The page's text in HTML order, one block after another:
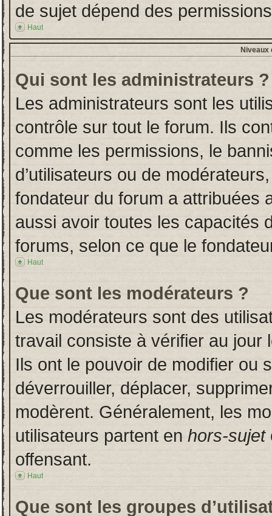
de sujet dépend des
Haut
Niveaux
Qui sont les administrateurs ?
Les administrateurs sont les
contrôle sur tout le forum. Ils
comme les permissions, le
d’utilisateurs ou de
fondateur du forum a attribuées
aussi avoir toutes les capacités
forums, selon ce que le
Haut
Que sont les modérateurs ?
Les modérateurs sont des
travail consiste à vérifier au jour
Ils ont le pouvoir de modifier ou
déverrouiller, déplacer,
modèrent. Généralement, les
utilisateurs partent en hors-sujet
offensant.
Haut
Que sont les groupes